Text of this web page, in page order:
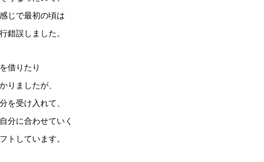
じで最初の頃は
錯誤しました。
借りたり
りましたが、
を受け入れて、
分に合わせていく
トしています。